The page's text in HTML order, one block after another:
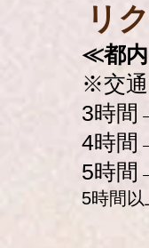
リ
≪都
※交
3時間
4時間
5時間
5時間